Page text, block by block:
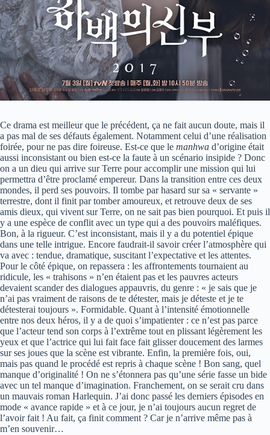
Ce drama est meilleur que le précédent, ça ne fait aucun doute, mais il
a pas mal de ses défauts également. Notamment celui d’une réalisation
foirée, pour ne pas dire foireuse. Est-ce que le manhwa d’origine était
aussi inconsistant ou bien est-ce la faute à un scénario insipide ? Donc
on a un dieu qui arrive sur Terre pour accomplir une mission qui lui
permettra d’être proclamé empereur. Dans la transition entre ces deux
mondes, il perd ses pouvoirs. Il tombe par hasard sur sa « servante »
terrestre, dont il finit par tomber amoureux, et retrouve deux de ses
amis dieux, qui vivent sur Terre, on ne sait pas bien pourquoi. Et puis il
y a une espèce de conflit avec un type qui a des pouvoirs maléfiques.
Bon, à la rigueur. C’est inconsistant, mais il y a du potentiel épique
dans une telle intrigue. Encore faudrait-il savoir créer l’atmosphère qui
va avec : tendue, dramatique, suscitant l’expectative et les attentes.
Pour le côté épique, on repassera : les affrontements tournaient au
ridicule, les « trahisons » n’en étaient pas et les pauvres acteurs
devaient scander des dialogues appauvris, du genre : « je sais que je
n’ai pas vraiment de raisons de te détester, mais je déteste et je te
détesterai toujours ». Formidable. Quant à l’intensité émotionnelle
entre nos deux héros, il y a de quoi s’impatienter : ce n’est pas parce
que l’acteur tend son corps à l’extrême tout en plissant légèrement les
yeux et que l’actrice qui lui fait face fait glisser doucement des larmes
sur ses joues que la scène est vibrante. Enfin, la première fois, oui,
mais pas quand le procédé est repris à chaque scène ! Bon sang, quel
manque d’originalité ! On ne s’étonnera pas qu’une série fasse un bide
avec un tel manque d’imagination. Franchement, on se serait cru dans
un mauvais roman Harlequin. J’ai donc passé les derniers épisodes en
mode « avance rapide » et à ce jour, je n’ai toujours aucun regret de
l’avoir fait ! Au fait, ça finit comment ? Car je n’arrive même pas à
m’en souvenir…